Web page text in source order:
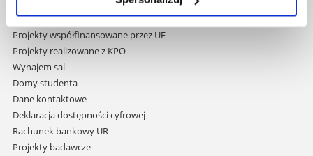
Fundusze strukturalne
Projekty współfinansowane przez UE
Projekty realizowane z KPO
Wynajem sal
Domy studenta
Dane kontaktowe
Deklaracja dostępności cyfrowej
Rachunek bankowy UR
Projekty badawcze